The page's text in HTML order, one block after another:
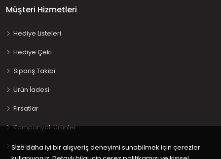
Müşteri Hizmetleri
Hediye Listeleri
Hediye Çeki
Sipariş Takibi
Ürün İadesi
Fırsatlar
Kampanyalı Ürünler
İletişim
Size daha iyi bir alışveriş deneyimi sunabilmek için çerezler